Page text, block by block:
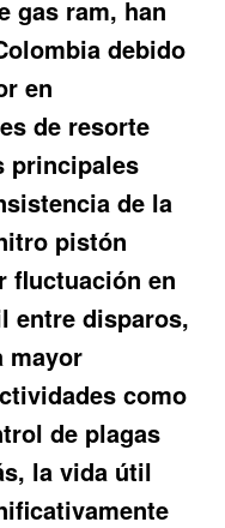
gas ram, han
debido
en
de resorte
principales
de la
pistón
fluctuación en
entre disparos,
mayor
como
de plagas
la vida útil